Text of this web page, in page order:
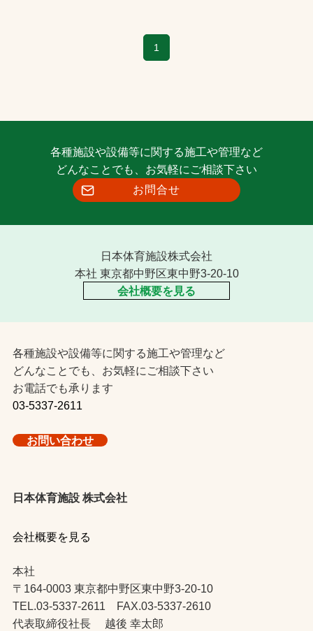
1
各種施設や設備等に関する施工や管理など
どんなことでも、お気軽にご相談下さい
お問合せ
日本体育施設株式会社
本社 東京都中野区東中野3-20-10
会社概要を見る
各種施設や設備等に関する施工や管理など
どんなことでも、お気軽にご相談下さい
お電話でも承ります
03-5337-2611
お問い合わせ
日本体育施設 株式会社
会社概要を見る
本社
〒164-0003 東京都中野区東中野3-20-10
TEL.03-5337-2611 FAX.03-5337-2610
代表取締役社長 越後 幸太郎